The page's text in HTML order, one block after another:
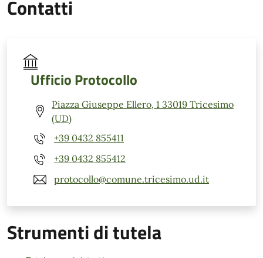
Contatti
Ufficio Protocollo
Piazza Giuseppe Ellero, 1 33019 Tricesimo
(UD)
+39 0432 855411
+39 0432 855412
protocollo@comune.tricesimo.ud.it
Strumenti di tutela